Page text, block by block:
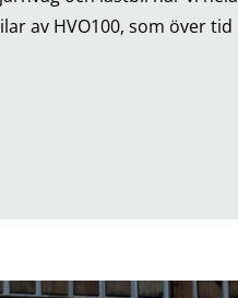
av HVO100, som över tid